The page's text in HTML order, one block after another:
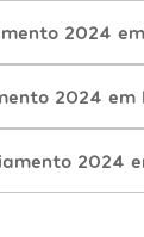
2024
2024 em
2024